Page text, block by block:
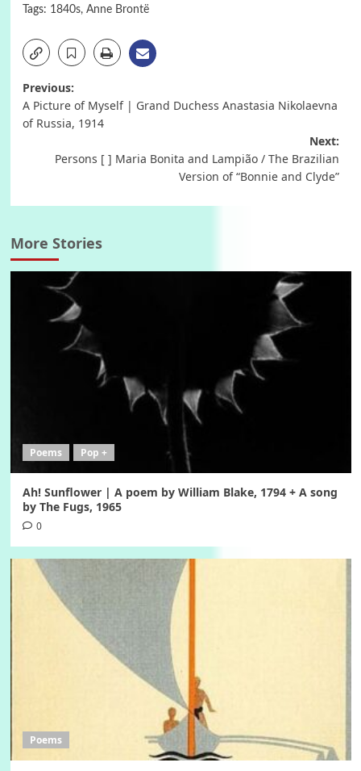
Tags: 1840s, Anne Brontë
Post
navigation
Previous:
A Picture of Myself | Grand Duchess Anastasia Nikolaevna
of Russia, 1914
Next:
Persons [ ] Maria Bonita and Lampião / The Brazilian
Version of “Bonnie and Clyde”
More Stories
Poems Pop +
Ah! Sunflower | A poem by William Blake, 1794 + A song
by The Fugs, 1965
0
Poems